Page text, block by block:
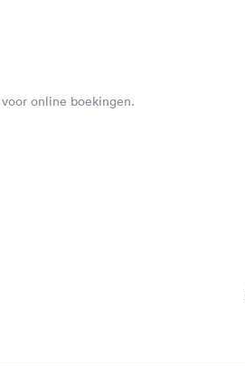
online boekingen.